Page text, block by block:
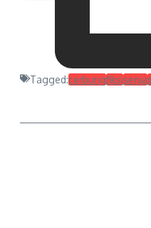
Tagged:cerbungfiksisenja